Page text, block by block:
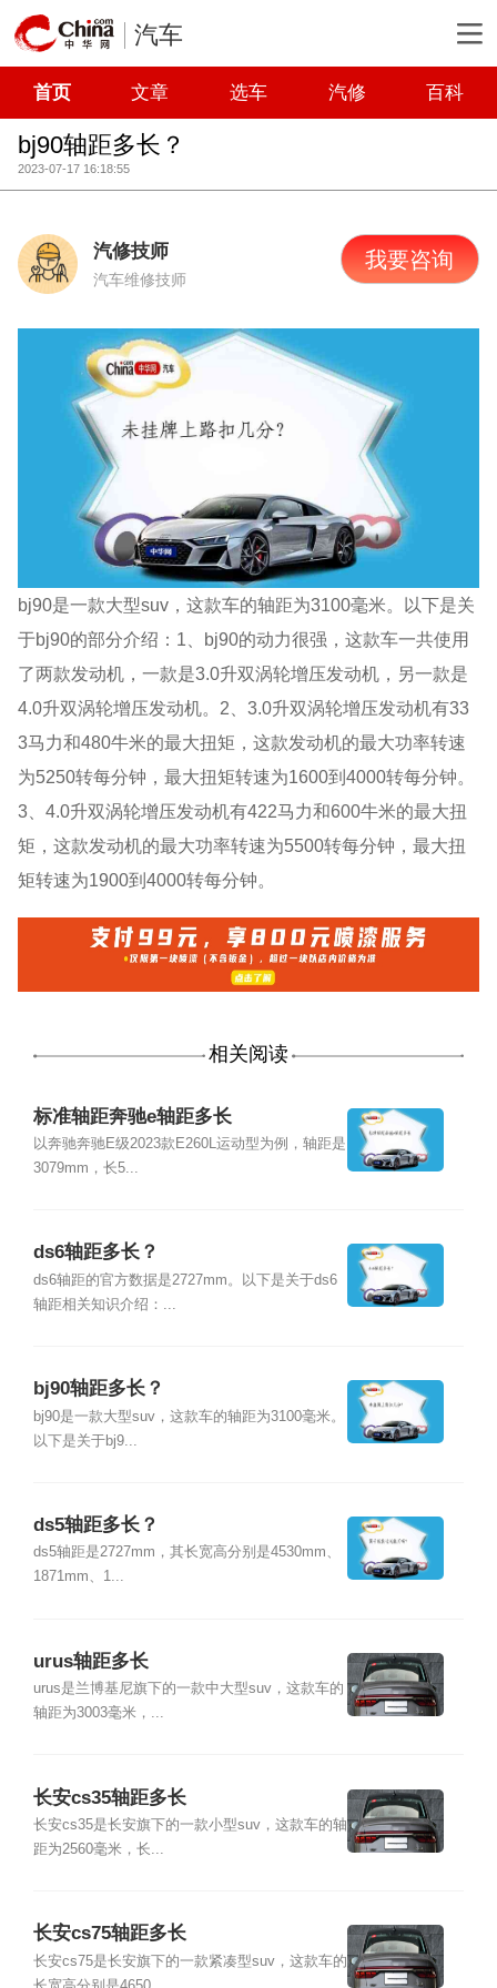
汽车
首页 文章 选车 汽修 百科
bj90轴距多长？
2023-07-17 16:18:55
汽修技师
汽车维修技师
我要咨询
bj90是一款大型suv，这款车的轴距为3100毫米。以下是关
于bj90的部分介绍：1、bj90的动力很强，这款车一共使用
了两款发动机，一款是3.0升双涡轮增压发动机，另一款是
4.0升双涡轮增压发动机。2、3.0升双涡轮增压发动机有33
3马力和480牛米的最大扭矩，这款发动机的最大功率转速
为5250转每分钟，最大扭矩转速为1600到4000转每分钟。
3、4.0升双涡轮增压发动机有422马力和600牛米的最大扭
矩，这款发动机的最大功率转速为5500转每分钟，最大扭
矩转速为1900到4000转每分钟。
相关阅读
标准轴距奔驰e轴距多长
以奔驰奔驰E级2023款E260L运动型为例，轴距是
3079mm，长5...
ds6轴距多长？
ds6轴距的官方数据是2727mm。以下是关于ds6
轴距相关知识介绍：...
bj90轴距多长？
bj90是一款大型suv，这款车的轴距为3100毫米。
以下是关于bj9...
ds5轴距多长？
ds5轴距是2727mm，其长宽高分别是4530mm、
1871mm、1...
urus轴距多长
urus是兰博基尼旗下的一款中大型suv，这款车的
轴距为3003毫米，...
长安cs35轴距多长
长安cs35是长安旗下的一款小型suv，这款车的轴
距为2560毫米，长...
长安cs75轴距多长
长安cs75是长安旗下的一款紧凑型suv，这款车的